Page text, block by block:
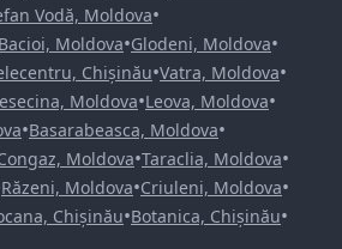
Vodă, Moldova•
Bacioi, Moldova•Glodeni, Moldova•
Chișinău•Vatra, Moldova•
Moldova•Leova, Moldova•
•Basarabeasca, Moldova•
Moldova•Taraclia, Moldova•
Răzeni, Moldova•Criuleni, Moldova•
Chișinău•Botanica, Chișinău•